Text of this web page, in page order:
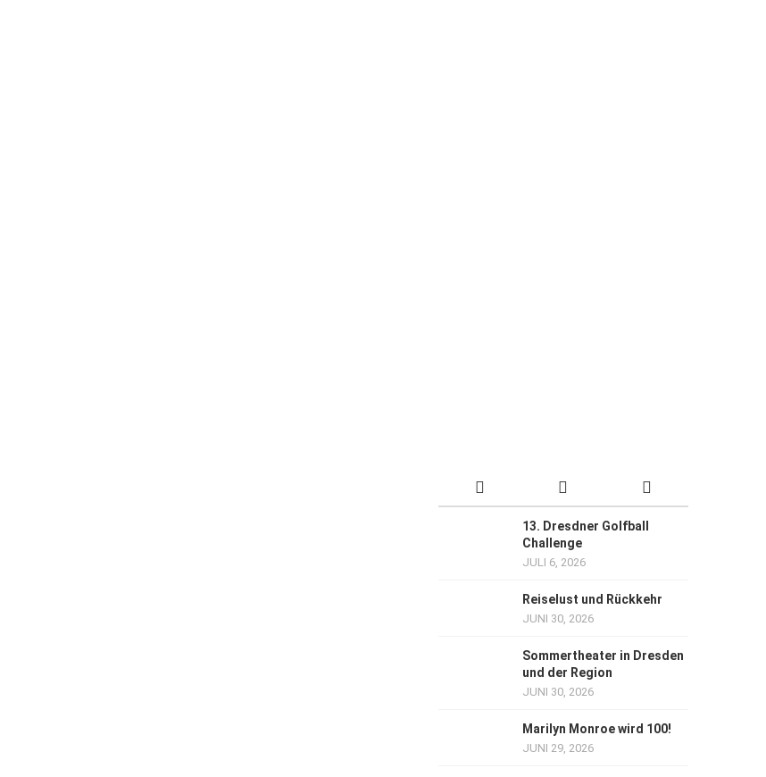
13. Dresdner Golfball
Challenge
JULI 6, 2026
Reiselust und Rückkehr
JUNI 30, 2026
Sommertheater in Dresden
und der Region
JUNI 30, 2026
Marilyn Monroe wird 100!
JUNI 29, 2026